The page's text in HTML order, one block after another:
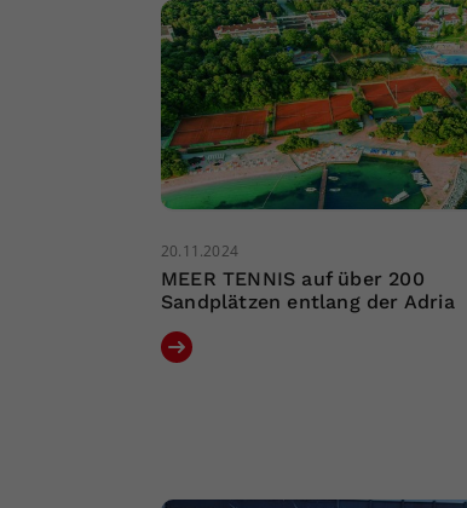
20.11.2024
MEER TENNIS auf über 200
Sandplätzen entlang der Adria